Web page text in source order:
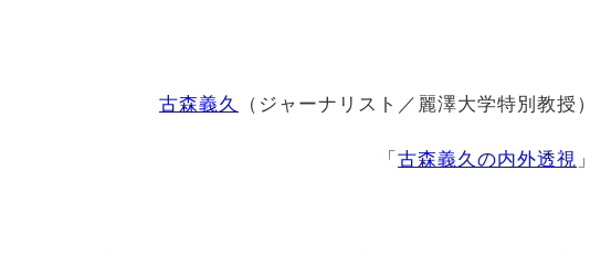
古森義久 （ジャーナリスト／麗澤大学特別教授）
「 古森義久の内外透視 」